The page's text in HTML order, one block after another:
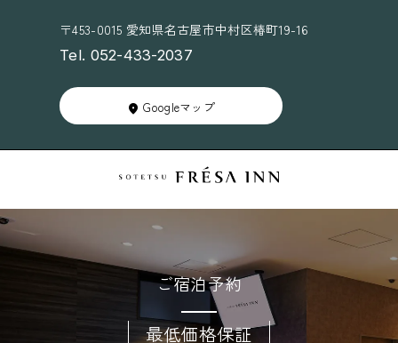
〒453-0015 愛知県名古屋市中村区椿町19-16
Tel. 052-433-2037
Googleマップ
ご宿泊予約
最低価格保証